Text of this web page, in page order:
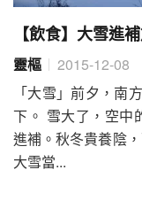
【飲食】大雪進
靈樞
2015-12-08
「大雪」前夕，南
下。 雪大了，空中
進補。秋冬貴養陰
大雪當...